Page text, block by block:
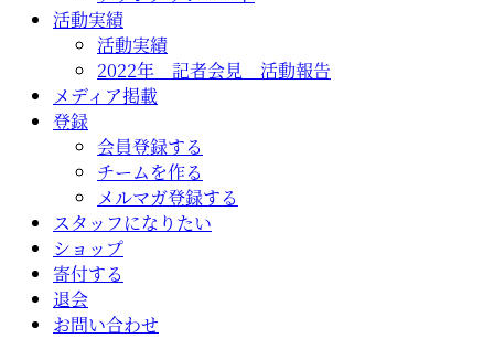
活動実績
活動実績
2022年 記者会見 活動報告
メディア掲載
登録
会員登録する
チームを作る
メルマガ登録する
スタッフになりたい
ショップ
寄付する
退会
お問い合わせ